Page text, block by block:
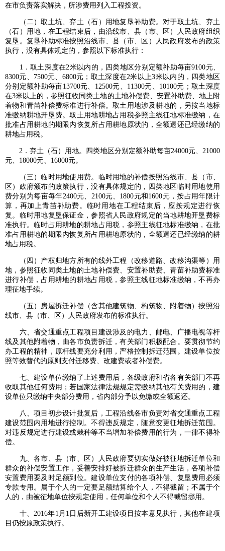
在市负责落实解决，所涉费用列入工程投资。
（二）取土坑、弃土（石）用地复垦补助费。对于取土坑、弃土
（石）用地，在工程结束后，由沿线市、县（市、区）人民政府组织
复垦。复垦补助标准按照沿线市、县（市、区）人民政府发布的政策
执行，没有具体规定的，参照以下标准执行：
1．取土深度在2米以内的，四类地区分别定额补助每亩9100元、
8300元、7500元、6800元；取土深度在2米以上3米以内的，四类地区
分别定额补助每亩13700元、12500元、11300元、10100元；取土深度
在3米以上的，参照征收同类土地的土地补偿费、安置补助费、地上附
着物和青苗补偿费标准进行补偿。取土用地涉及耕地的，另按当地标
准缴纳耕地开垦费。取土用地耕地占用税参照主线征地标准缴纳，在
批准占用耕地的期限内恢复所占用耕地原状的，全额退还已经缴纳的
耕地占用税。
2．弃土（石）用地。四类地区分别定额补助每亩24000元、21000
元、18000元、16000元。
（三）临时用地使用费。临时用地的补偿按照沿线市、县（市、
区）政府颁布的政策执行，没有具体规定的，四类地区临时用地使用
费分别为每亩每年2400元、2100元、1800元和1600元，按占用年限计
算，再加上青苗补助费。临时用地在工程结束后，应按规定进行恢
复。临时用地复垦保证金，参照省人民政府规定的当地耕地开垦费标
准执行。临时占用耕地的耕地占用税，参照主线征地标准缴纳，在批
准占用耕地的期限内恢复所占用耕地原状的，全额退还已经缴纳的耕
地占用税。
（四）产权归地方所有的线外工程（改移道路、改移沟渠等）用
地，参照征收同类土地的土地补偿费、安置补助费、青苗补助费标准
进行补偿，占用耕地的耕地占用税，参照主线征地标准缴纳，不再办
理征地手续。
（五）房屋拆迁补偿（含其他建筑物、构筑物、附着物）按照沿
线市、县（市、区）人民政府发布的标准执行。
六、省交通重点工程项目建设涉及的电力、邮电、广播电视等杆
线及其他附着物，由各市负责拆迁，有关部门积极配合。要贯彻节约
办工程的精神，原杆线要充分利用，严格控制拆迁范围。建设单位按
照等效替代的原则支付迁移费、改建费或者补偿费。
七、建设单位缴纳了上述费用后，各级政府和省各有关部门不再
收取其他任何费用；若国家法律法规规定需缴纳其他有关费用的，建
设单位只缴纳中央部分费用，省内部分予以免缴或全额返还。
八、项目初步设计批复后，工程沿线各市负责对省交通重点工程
建设范围内用地进行控制。不得违反规定，随意变更征地拆迁范围。
对违反规定进行建设或栽种等不当增加补偿费用的行为，一律不得补
偿。
九、各市、县（市、区）人民政府要切实做好被征地拆迁单位和
群众的补偿安置工作，妥善安排好被拆迁群众的生产生活，各项补偿
安置费用要及时足额到位。建设单位支付的各项补偿、复垦费用必须
专款专用。属于个人的一定要足额结算给个人，不得截留；不属于个
人的，由被征地单位按规定使用，任何单位和个人不得截留挪用。
十、2016年1月1日后新开工建设项目按本意见执行，其他在建项
目仍按原政策执行。